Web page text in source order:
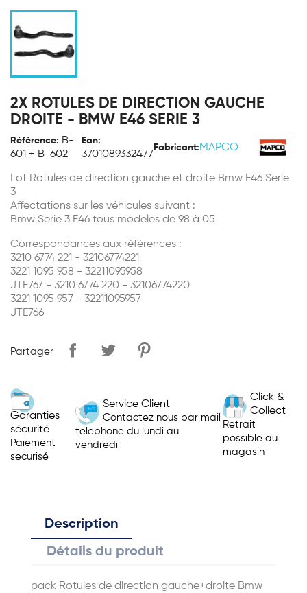
2X ROTULES DE DIRECTION GAUCHE
DROITE - BMW E46 SERIE 3
Référence: B-
601 + B-602
Ean:
3701089332477
Fabricant: MAPCO
Lot Rotules de direction gauche et droite Bmw E46 Serie
3
Affectations sur les véhicules suivant :
Bmw Serie 3 E46 tous modeles de 98 à 05
Correspondances aux références :
3210 6774 221 - 32106774221
3221 1095 958 - 32211095958
JTE767 - 3210 6774 220 - 32106774220
3221 1095 957 - 32211095957
JTE766
Partager
Garanties
sécurité
Paiement
securisé
Service Client
Contactez nous par mail
telephone du lundi au
vendredi
Click &
Collect
Retrait
possible au
magasin
Description
Détails du produit
pack Rotules de direction gauche+droite Bmw